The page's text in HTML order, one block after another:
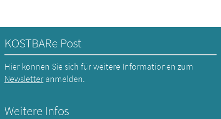
KOSTBARe Post
Hier können Sie sich für weitere Informationen zum
Newsletteranmelden.
Weitere Infos